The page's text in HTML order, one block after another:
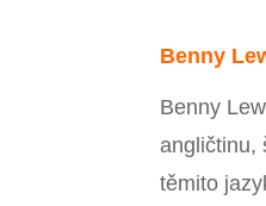
Benny
Benny
angličtinu,
těmito